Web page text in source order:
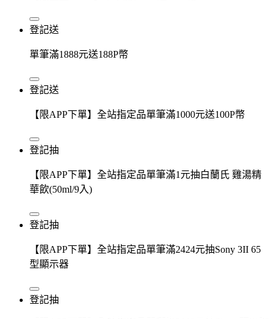
登記送
單筆滿1888元送188P幣
登記送
【限APP下單】全站指定品單筆滿1000元送100P幣
登記抽
【限APP下單】全站指定品單筆滿1元抽白蘭氏 雞湯精
華飲(50ml/9入)
登記抽
【限APP下單】全站指定品單筆滿2424元抽Sony 3II 65
型顯示器
登記抽